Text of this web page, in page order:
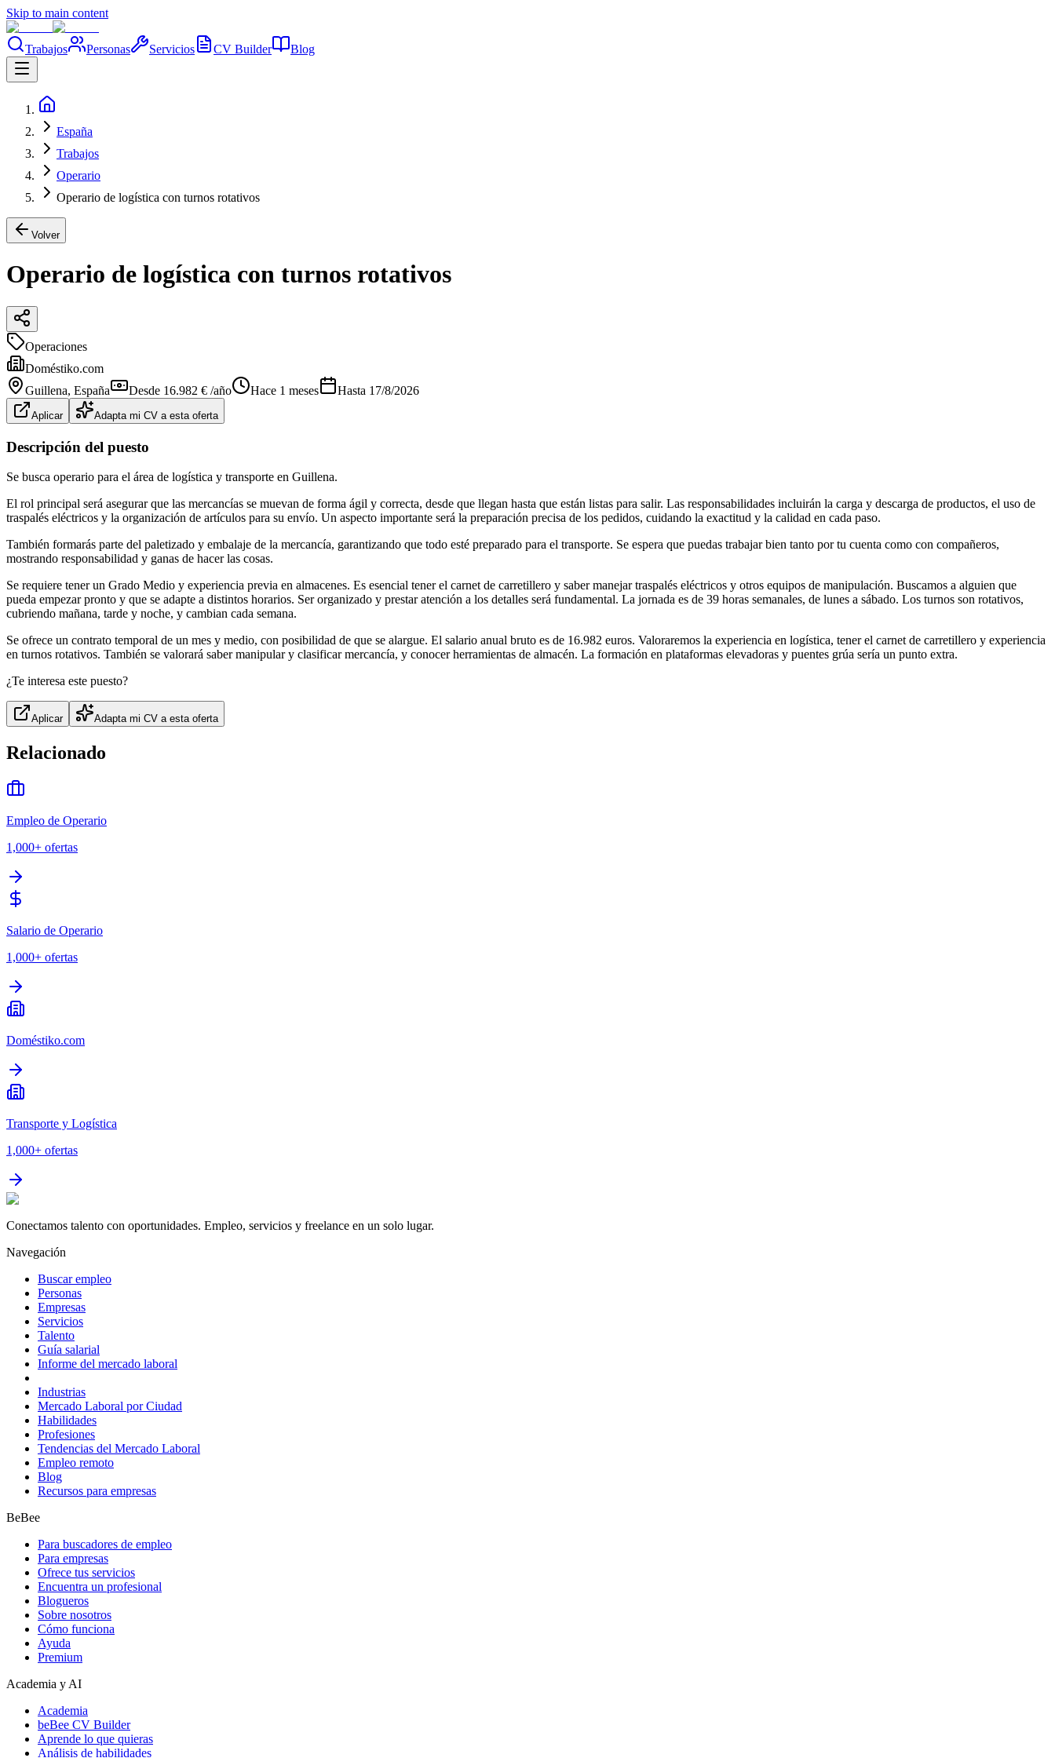
Skip to main content
Trabajos Personas Servicios CV Builder Blog
España
Trabajos
Operario
Operario de logística con turnos rotativos
Volver
Operario de logística con turnos rotativos
Operaciones
Doméstiko.com
Guillena, España Desde 16.982 € /año Hace 1 meses Hasta 17/8/2026
Aplicar Adapta mi CV a esta oferta
Descripción del puesto
Se busca operario para el área de logística y transporte en Guillena.
El rol principal será asegurar que las mercancías se muevan de forma ágil y correcta, desde que llegan hasta que están listas para salir. Las responsabilidades incluirán la carga y descarga de productos, el uso de
traspalés eléctricos y la organización de artículos para su envío. Un aspecto importante será la preparación precisa de los pedidos, cuidando la exactitud y la calidad en cada paso.
También formarás parte del paletizado y embalaje de la mercancía, garantizando que todo esté preparado para el transporte. Se espera que puedas trabajar bien tanto por tu cuenta como con compañeros,
mostrando responsabilidad y ganas de hacer las cosas.
Se requiere tener un Grado Medio y experiencia previa en almacenes. Es esencial tener el carnet de carretillero y saber manejar traspalés eléctricos y otros equipos de manipulación. Buscamos a alguien que
pueda empezar pronto y que se adapte a distintos horarios. Ser organizado y prestar atención a los detalles será fundamental. La jornada es de 39 horas semanales, de lunes a sábado. Los turnos son rotativos,
cubriendo mañana, tarde y noche, y cambian cada semana.
Se ofrece un contrato temporal de un mes y medio, con posibilidad de que se alargue. El salario anual bruto es de 16.982 euros. Valoraremos la experiencia en logística, tener el carnet de carretillero y experiencia
en turnos rotativos. También se valorará saber manipular y clasificar mercancía, y conocer herramientas de almacén. La formación en plataformas elevadoras y puentes grúa sería un punto extra.
¿Te interesa este puesto?
Aplicar Adapta mi CV a esta oferta
Relacionado
Empleo de Operario
1,000+ ofertas
Salario de Operario
1,000+ ofertas
Doméstiko.com
Transporte y Logística
1,000+ ofertas
Conectamos talento con oportunidades. Empleo, servicios y freelance en un solo lugar.
Navegación
Buscar empleo
Personas
Empresas
Servicios
Talento
Guía salarial
Informe del mercado laboral
Industrias
Mercado Laboral por Ciudad
Habilidades
Profesiones
Tendencias del Mercado Laboral
Empleo remoto
Blog
Recursos para empresas
BeBee
Para buscadores de empleo
Para empresas
Ofrece tus servicios
Encuentra un profesional
Blogueros
Sobre nosotros
Cómo funciona
Ayuda
Premium
Academia y AI
Academia
beBee CV Builder
Aprende lo que quieras
Análisis de habilidades